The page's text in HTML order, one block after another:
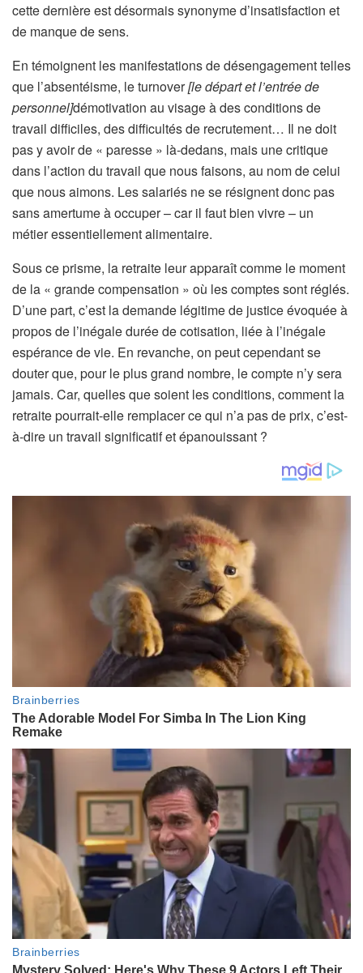
cette dernière est désormais synonyme d’insatisfaction et
de manque de sens.
En témoignent les manifestations de désengagement telles
que l’absentéisme, le turnover[le départ et l’entrée de
personnel]démotivation au visageà des conditions de
travail difficiles, des difficultés de recrutement… Il ne doit
pas y avoir de « paresse » là-dedans, mais une critique
dans l’action du travail que nous faisons, au nom de celui
que nous aimons. Les salariés ne se résignent donc pas
sans amertume à occuper – car il faut bien vivre – un
métier essentiellement alimentaire.
Sous ce prisme, la retraite leur apparaît comme le moment
de la « grande compensation » où les comptes sont réglés.
D’une part, c’est la demande légitime de justice évoquée à
propos de l’inégale durée de cotisation, liée à l’inégale
espérance de vie. En revanche, on peut cependant se
douter que, pour le plus grand nombre, le compte n’y sera
jamais. Car, quelles que soient les conditions, comment la
retraite pourrait-elle remplacer ce qui n’a pas de prix, c’est-
à-dire un travail significatif et épanouissant ?